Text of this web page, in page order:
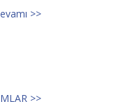
>>
>>